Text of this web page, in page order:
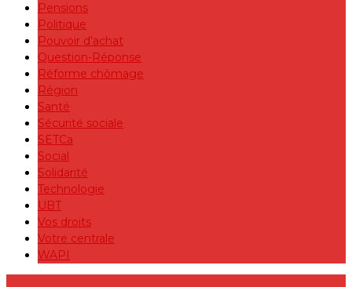
Pensions
Politique
Pouvoir d'achat
Question-Réponse
Réforme chômage
Région
Santé
Sécurité sociale
SETCa
Social
Solidarité
Technologie
UBT
Vos droits
Votre centrale
WAPI